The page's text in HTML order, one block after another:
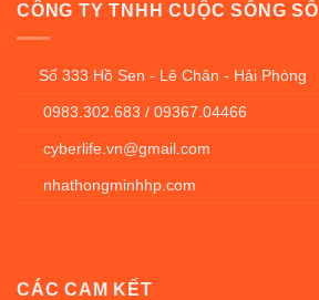
CÔNG TY TNHH CUỘC SỐNG SỐ
Số 333 Hồ Sen - Lê Chân - Hải Phòng
0983.302.683 / 09367.04466
cyberlife.vn@gmail.com
nhathongminhhp.com
CÁC CAM KẾT